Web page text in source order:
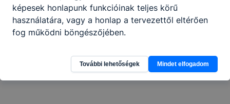
Megosztás
képesek honlapunk funkcióinak teljes körű
használatára, vagy a honlap a tervezettől eltérően
fog működni böngészőjében.
További lehetőségek Mindet elfogadom